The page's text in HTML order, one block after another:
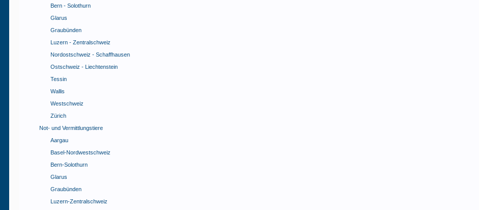
Bern - Solothurn
Glarus
Graubünden
Luzern - Zentralschweiz
Nordostschweiz - Schaffhausen
Ostschweiz - Liechtenstein
Tessin
Wallis
Westschweiz
Zürich
Not- und Vermittlungstiere
Aargau
Basel-Nordwestschweiz
Bern-Solothurn
Glarus
Graubünden
Luzern-Zentralschweiz